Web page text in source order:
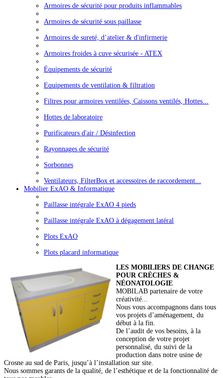
Armoires de sécurité pour produits inflammables
Armoires de sécurité sous paillasse
Armoires de sureté, d’atelier & d'infirmerie
Armoires froides à cuve sécurisée - ATEX
Équipements de sécurité
Equipements de ventilation & filtration
Filtres pour armoires ventilées, Caissons ventilés, Hottes...
Hottes de laboratoire
Purificateurs d'air / Désinfection
Rayonnages de sécurité
Sorbonnes
Ventilateurs, FilterBox et accessoires de raccordement...
Mobilier ExAO & Informatique
Paillasse intégrale ExAO 4 pieds
Paillasse intégrale ExAO à dégagement latéral
Plots ExAO
Plots placard informatique
LES MOBILIERS DE CHANGE
POUR CRÈCHES &
NÉONATOLOGIE
MOBILAB partenaire de votre
créativité...
Nous vous accompagnons dans tous
vos projets d’aménagement, du
début à la fin.
De l’audit de vos besoins, à la
conception de votre projet
personnalisé, du suivi de la
production dans notre usine de
Crosne au sud de Paris, jusqu’à l’installation sur site.
Nous sommes garants de la qualité, de l’esthétique et de la fonctionnalité de